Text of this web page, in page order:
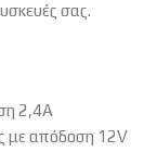
σας.
2,4A
με απόδοση 12V